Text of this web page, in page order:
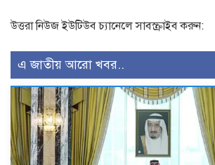
উত্তরা নিউজ ইউটিউব চ্যানেলে সাবস্ক্রাইব করুন:
এ জাতীয় আরো খবর..